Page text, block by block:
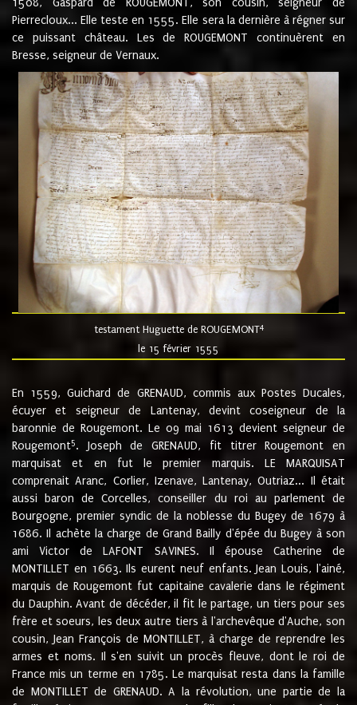
Pierrecloux... Elle teste en 1555. Elle sera la dernière à régner sur
ce puissant château. Les de ROUGEMONT continuèrent en
Bresse, seigneur de Vernaux.
testament Huguette de ROUGEMONT4
le 15 février 1555
En 1559, Guichard de GRENAUD, commis aux Postes Ducales,
écuyer et seigneur de Lantenay, devint coseigneur de la
baronnie de Rougemont. Le 09 mai 1613 devient seigneur de
Rougemont5. Joseph de GRENAUD, fit titrer Rougemont en
marquisat et en fut le premier marquis. LE MARQUISAT
comprenait Aranc, Corlier, Izenave, Lantenay, Outriaz... Il était
aussi baron de Corcelles, conseiller du roi au parlement de
Bourgogne, premier syndic de la noblesse du Bugey de 1679 à
1686. Il achète la charge de Grand Bailly d'épée du Bugey à son
ami Victor de LAFONT SAVINES. Il épouse Catherine de
MONTILLET en 1663. Ils eurent neuf enfants. Jean Louis, l'ainé,
marquis de Rougemont fut capitaine cavalerie dans le régiment
du Dauphin. Avant de décéder, il fit le partage, un tiers pour ses
frère et soeurs, les deux autre tiers à l'archevêque d'Auche, son
cousin, Jean François de MONTILLET, à charge de reprendre les
armes et noms. Il s'en suivit un procès fleuve, dont le roi de
France mis un terme en 1785. Le marquisat resta dans la famille
de MONTILLET de GRENAUD. A la révolution, une partie de la